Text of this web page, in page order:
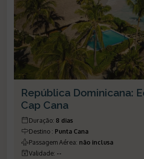
República Dominicana:
Cap Cana
Duração: 8 dias
Destino : Punta Cana
Passagem Aérea: não inclusa
Validade: --